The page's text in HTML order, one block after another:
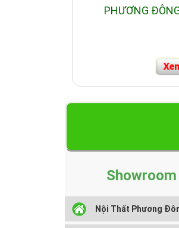
PHƯƠNG
Nội Thất Phương